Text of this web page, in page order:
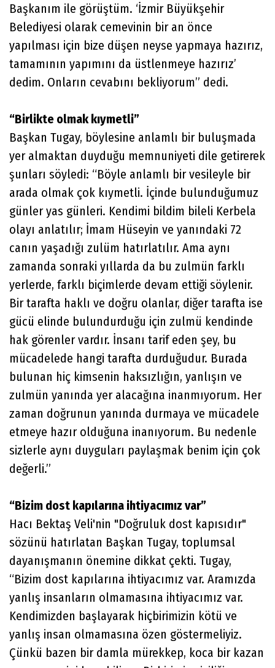
Başkanım ile görüştüm. ‘İzmir Büyükşehir
Belediyesi olarak cemevinin bir an önce
yapılması için bize düşen neyse yapmaya hazırız,
tamamının yapımını da üstlenmeye hazırız’
dedim. Onların cevabını bekliyorum” dedi.
“Birlikte olmak kıymetli”
Başkan Tugay, böylesine anlamlı bir buluşmada
yer almaktan duyduğu memnuniyeti dile getirerek
şunları söyledi: “Böyle anlamlı bir vesileyle bir
arada olmak çok kıymetli. İçinde bulunduğumuz
günler yas günleri. Kendimi bildim bileli Kerbela
olayı anlatılır; İmam Hüseyin ve yanındaki 72
canın yaşadığı zulüm hatırlatılır. Ama aynı
zamanda sonraki yıllarda da bu zulmün farklı
yerlerde, farklı biçimlerde devam ettiği söylenir.
Bir tarafta haklı ve doğru olanlar, diğer tarafta ise
gücü elinde bulundurduğu için zulmü kendinde
hak görenler vardır. İnsanı tarif eden şey, bu
mücadelede hangi tarafta durduğudur. Burada
bulunan hiç kimsenin haksızlığın, yanlışın ve
zulmün yanında yer alacağına inanmıyorum. Her
zaman doğrunun yanında durmaya ve mücadele
etmeye hazır olduğuna inanıyorum. Bu nedenle
sizlerle aynı duyguları paylaşmak benim için çok
değerli.”
“Bizim dost kapılarına ihtiyacımız var”
Hacı Bektaş Veli'nin "Doğruluk dost kapısıdır"
sözünü hatırlatan Başkan Tugay, toplumsal
dayanışmanın önemine dikkat çekti. Tugay,
“Bizim dost kapılarına ihtiyacımız var. Aramızda
yanlış insanların olmamasına ihtiyacımız var.
Kendimizden başlayarak hiçbirimizin kötü ve
yanlış insan olmamasına özen göstermeliyiz.
Çünkü bazen bir damla mürekkep, koca bir kazan